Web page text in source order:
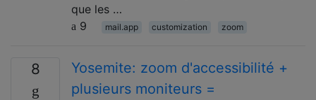
que les …
9
mail.app customization zoom
8
Yosemite: zoom d'accessibilité +
plusieurs moniteurs =